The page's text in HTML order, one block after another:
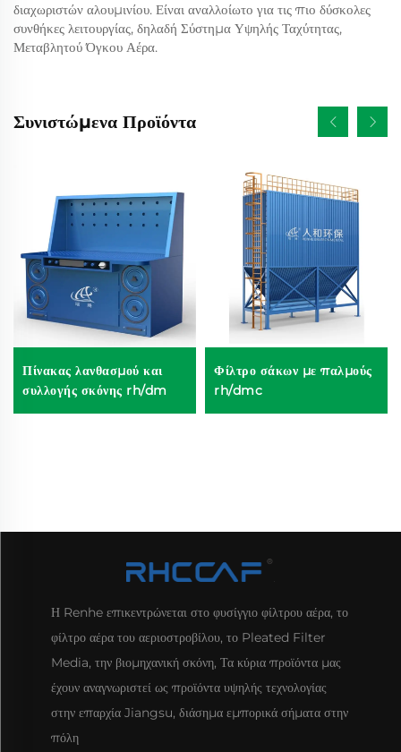
διαχωριστών αλουμινίου. Είναι αναλλοίωτο για τις πιο δύσκολες
συνθήκες λειτουργίας, δηλαδή Σύστημα Υψηλής Ταχύτητας,
Μεταβλητού Όγκου Αέρα.
Συνιστώμενα Προϊόντα
Πίνακας λανθασμού και
συλλογής σκόνης rh/dm
Φίλτρο σάκων με παλμούς
rh/dmc
Η Renhe επικεντρώνεται στο φυσίγγιο φίλτρου αέρα, το
φίλτρο αέρα του αεριοστροβίλου, το Pleated Filter
Media, την βιομηχανική σκόνη, Τα κύρια προϊόντα μας
έχουν αναγνωριστεί ως προϊόντα υψηλής τεχνολογίας
στην επαρχία Jiangsu, διάσημα εμπορικά σήματα στην
πόλη